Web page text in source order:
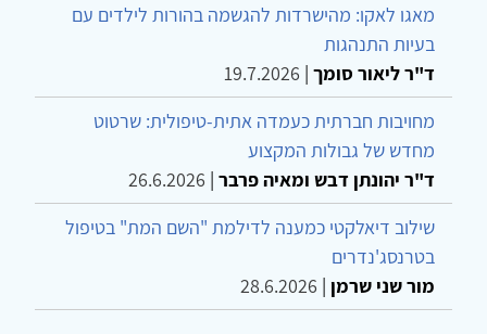
מאגו לאקו: מהישרדות להגשמה בהורות לילדים עם
בעיות התנהגות
ד"ר ליאור סומך |
19.7.2026
מחויבות חברתית כעמדה אתית-טיפולית: שרטוט
מחדש של גבולות המקצוע
ד"ר יהונתן דבש ומאיה פרבר |
26.6.2026
שילוב דיאלקטי כמענה לדילמת "השם המת" בטיפול
בטרנסג'נדרים
מור שני שרמן |
28.6.2026